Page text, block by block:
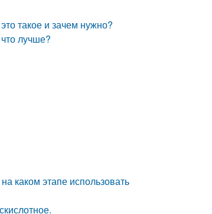
такое и зачем нужно?
лучше?
каком этапе использовать